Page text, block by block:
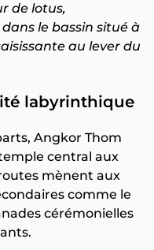
de lotus,
le bassin situé à
au lever du
labyrinthique
Angkor Thom
central aux
mènent aux
comme le
cérémonielles